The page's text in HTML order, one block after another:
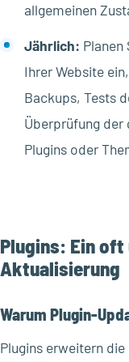
allgemeinen
Jährlich: Planen
Ihrer Website
Backups, Tests
Überprüfung der
Plugins oder
Plugins: Ein
Aktualisierung
Warum Plugin-
Plugins erweitern